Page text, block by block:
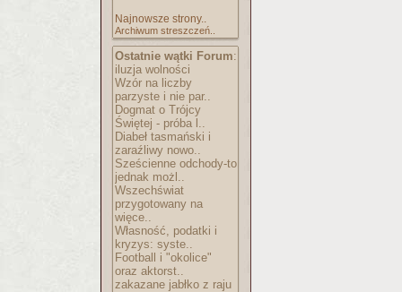
Najnowsze strony..
Archiwum streszczeń..
Ostatnie wątki Forum:
iluzja wolności
Wzór na liczby
parzyste i nie par..
Dogmat o Trójcy
Świętej - próba l..
Diabeł tasmański i
zaraźliwy nowo..
Sześcienne odchody-to
jednak możl..
Wszechświat
przygotowany na
więce..
Własność, podatki i
kryzys: syste..
Football i "okolice"
oraz aktorst..
zakazane jabłko z raju